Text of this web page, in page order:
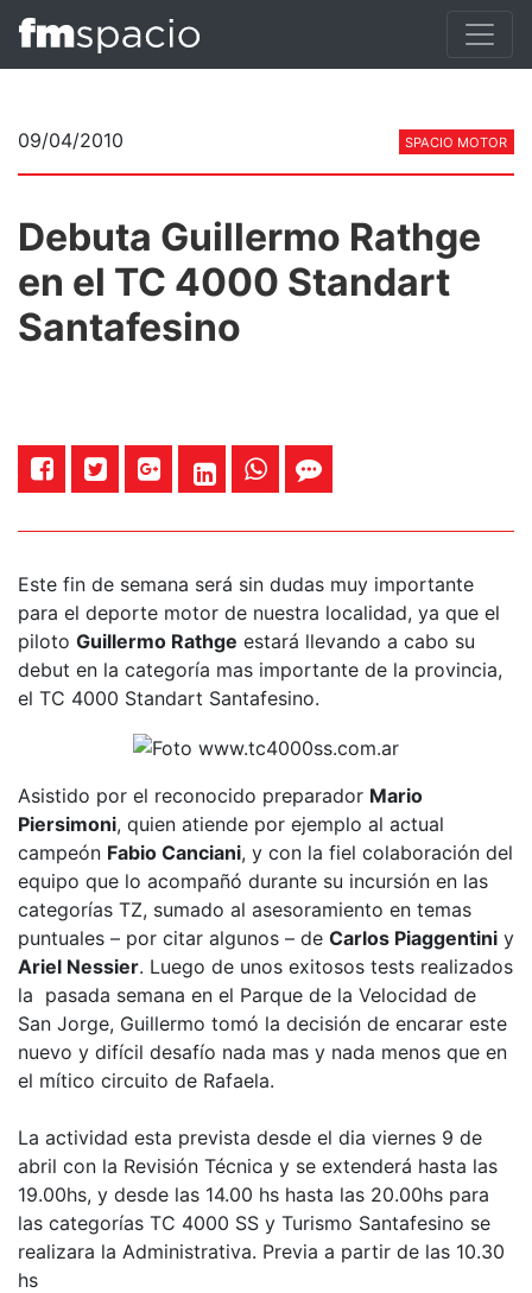
09/04/2010 SPACIO MOTOR
Debuta Guillermo Rathge
en el TC 4000 Standart
Santafesino
Este fin de semana será sin dudas muy importante
para el deporte motor de nuestra localidad, ya que el
piloto Guillermo Rathge estará llevando a cabo su
debut en la categoría mas importante de la provincia,
el TC 4000 Standart Santafesino.
Asistido por el reconocido preparador Mario
Piersimoni, quien atiende por ejemplo al actual
campeón Fabio Canciani, y con la fiel colaboración del
equipo que lo acompañó durante su incursión en las
categorías TZ, sumado al asesoramiento en temas
puntuales – por citar algunos – de Carlos Piaggentini y
Ariel Nessier. Luego de unos exitosos tests realizados
la pasada semana en el Parque de la Velocidad de
San Jorge, Guillermo tomó la decisión de encarar este
nuevo y difícil desafío nada mas y nada menos que en
el mítico circuito de Rafaela.
La actividad esta prevista desde el dia viernes 9 de
abril con la Revisión Técnica y se extenderá hasta las
19.00hs, y desde las 14.00 hs hasta las 20.00hs para
las categorías TC 4000 SS y Turismo Santafesino se
realizara la Administrativa. Previa a partir de las 10.30
hs